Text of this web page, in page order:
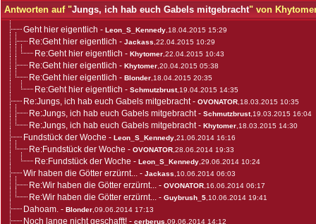
Antworten auf "Jungs, ich hab euch Gabels mitgebracht" von
Geht hier eigentlich - Leon_S_Kennedy ,18.04.2015 15:29
Re:Geht hier eigentlich - Jackass ,22.04.2015 10:29
Re:Geht hier eigentlich - Khytomer ,22.04.2015 10:43
Re:Geht hier eigentlich - Khytomer ,20.04.2015 05:38
Re:Geht hier eigentlich - Blonder ,18.04.2015 20:35
Re:Geht hier eigentlich - Schmutzbrust,19.04.2015 14:35
Re:Jungs, ich hab euch Gabels mitgebracht- OVONATOR ,18.03.2015 10:35
Re:Jungs, ich hab euch Gabels mitgebracht- Schmutzbrust,19.03.2015 16:04
Re:Jungs, ich hab euch Gabels mitgebracht- Khytomer ,18.03.2015 14:30
Fundstück der Woche - Leon_S_Kennedy ,21.06.2014 16:16
Re:Fundstück der Woche - OVONATOR ,28.06.2014 19:33
Re:Fundstück der Woche - Leon_S_Kennedy ,29.06.2014 10:24
Wir haben die Götter erzürnt... - Jackass ,10.06.2014 06:03
Re:Wir haben die Götter erzürnt... - OVONATOR ,16.06.2014 06:17
Re:Wir haben die Götter erzürnt... - Guybrush_5 ,10.06.2014 19:41
Dahoam. - Blonder ,09.06.2014 17:13
Noch lange nicht geschafft! - cerberus ,09.06.2014 14:12